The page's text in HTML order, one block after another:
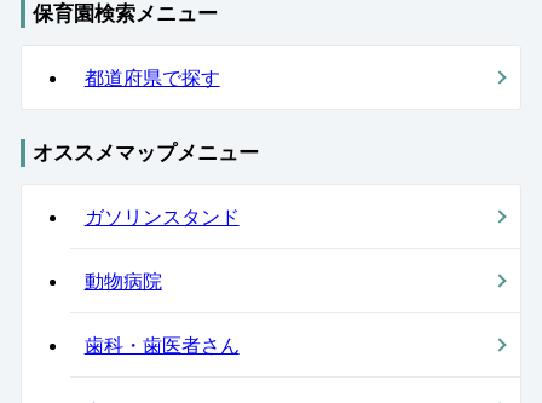
保育園検索メニュー
都道府県で探す
オススメマップメニュー
ガソリンスタンド
動物病院
歯科・歯医者さん